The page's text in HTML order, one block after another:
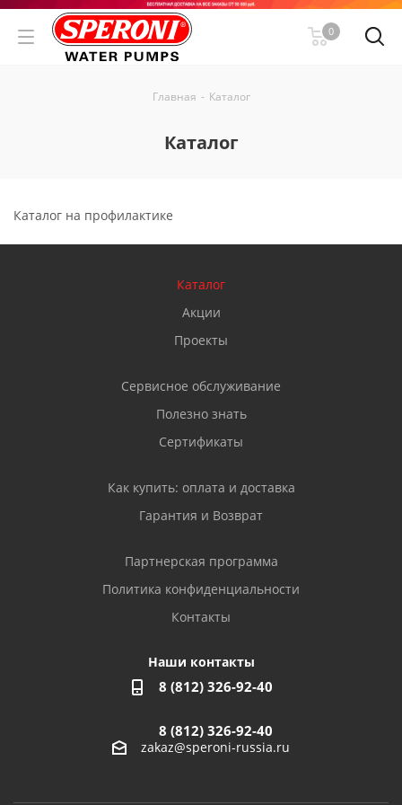
0
Главная - Каталог
Каталог
Каталог на профилактике
Каталог
Акции
Проекты
Сервисное обслуживание
Полезно знать
Сертификаты
Как купить: оплата и доставка
Гарантия и Возврат
Партнерская программа
Политика конфиденциальности
Контакты
Наши контакты
8 (812) 326-92-40
8 (812) 326-92-40
zakaz@speroni-russia.ru